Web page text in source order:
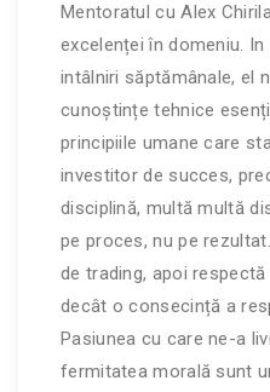
Mentoratul cu Alex
excelenței în domeniu.
intâlniri săptămânale, el
cunoștințe tehnice
principiile umane care
investitor de succes,
disciplină, multă multă
pe proces, nu pe
de trading, apoi
decât o consecință a
Pasiunea cu care ne-a
fermitatea morală sunt